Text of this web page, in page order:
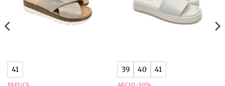
41
PAPUCS
39 40 41
AKCIÓ -50%